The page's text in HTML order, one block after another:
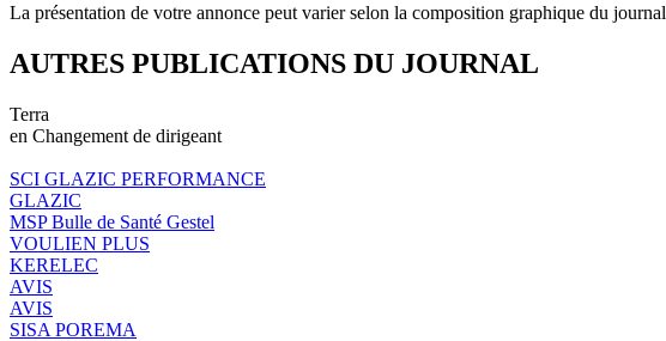
La présentation de votre annonce peut varier selon la composition graphique du journal
AUTRES PUBLICATIONS DU JOURNAL
Terra
en Changement de dirigeant
SCI GLAZIC PERFORMANCE
GLAZIC
MSP Bulle de Santé Gestel
VOULIEN PLUS
KERELEC
AVIS
AVIS
SISA POREMA